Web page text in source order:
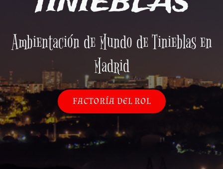
Ambientación de Mundo de Tinieblas en
Madrid
FACTORÍA DEL ROL